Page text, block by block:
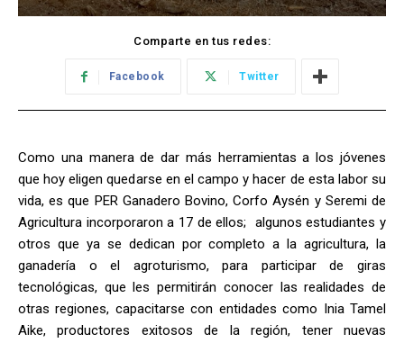
Comparte en tus redes:
Facebook Twitter
Como una manera de dar más herramientas a los jóvenes
que hoy eligen quedarse en el campo y hacer de esta labor su
vida, es que PER Ganadero Bovino, Corfo Aysén y Seremi de
Agricultura incorporaron a 17 de ellos; algunos estudiantes y
otros que ya se dedican por completo a la agricultura, la
ganadería o el agroturismo, para participar de giras
tecnológicas, que les permitirán conocer las realidades de
otras regiones, capacitarse con entidades como Inia Tamel
Aike, productores exitosos de la región, tener nuevas